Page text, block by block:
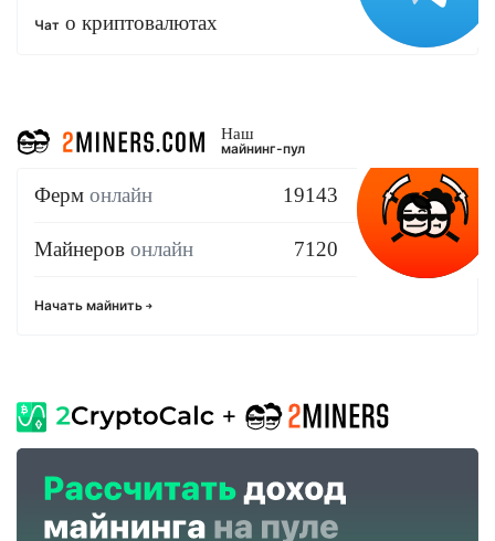
Чат о криптовалютах
Наш
майнинг-пул
Ферм онлайн 19143
Майнеров онлайн 7120
Начать майнить